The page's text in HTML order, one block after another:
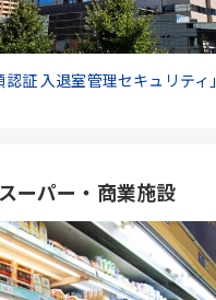
認証 入退室管理セキュリティ」
ーパー・商業施設